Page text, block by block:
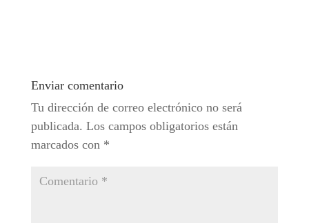
Enviar comentario
Tu dirección de correo electrónico no será
publicada. Los campos obligatorios están
marcados con *